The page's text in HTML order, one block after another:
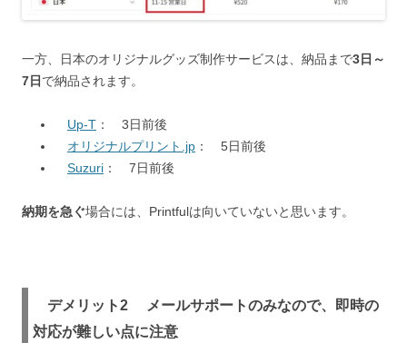
一方、日本のオリジナルグッズ制作サービスは、納品まで3日～
7日 で納品されます。
Up-T ： 3日前後
オリジナルプリント.jp ： 5日前後
Suzuri ： 7日前後
納期を急ぐ場合には、Printfulは向いていないと思います。
デメリット2 メールサポートのみなので、即時の
対応が難しい点に注意